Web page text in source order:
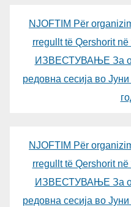
NJOFTIM Për
rregullt të Qershorit
ИЗВЕСТУВАЊЕ За
редовна сесија во
NJOFTIM Për
rregullt të Qershorit
ИЗВЕСТУВАЊЕ За
редовна сесија во